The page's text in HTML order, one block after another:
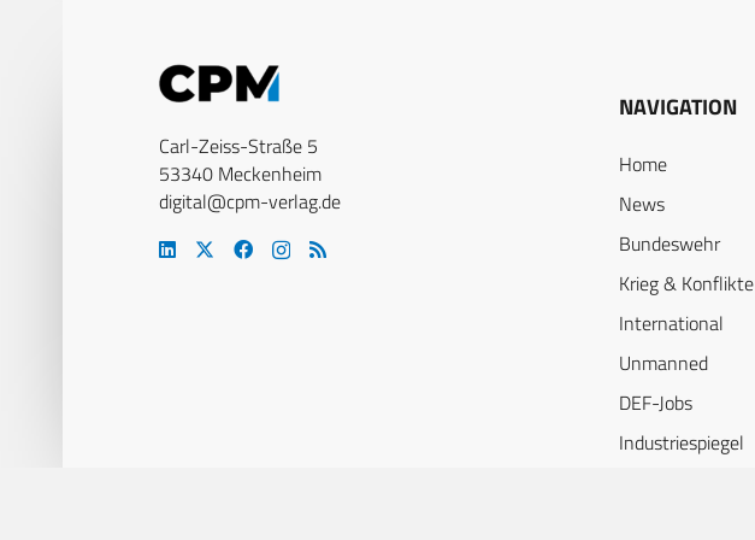
Carl-Zeiss-Straße 5
53340 Meckenheim
digital@cpm-verlag.de
NAVIGATION
Home
News
Bundeswehr
Krieg & Konflikte
International
Unmanned
DEF-Jobs
Industriespiegel